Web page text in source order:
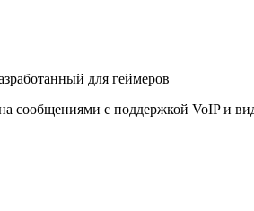
для геймеров
сообщениями с поддержкой VoIP и